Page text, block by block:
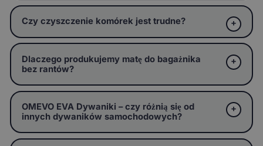
Czy czyszczenie komórek jest trudne?
Dlaczego produkujemy matę do bagażnika
bez rantów?
OMEVO EVA Dywaniki – czy różnią się od
innych dywaników samochodowych?